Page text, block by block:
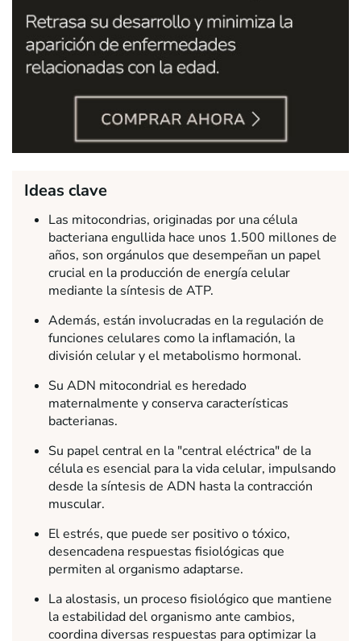
Ideas clave
Las mitocondrias, originadas por una célula
bacteriana engullida hace unos 1.500 millones de
años, son orgánulos que desempeñan un papel
crucial en la producción de energía celular
mediante la síntesis de ATP.
Además, están involucradas en la regulación de
funciones celulares como la inflamación, la
división celular y el metabolismo hormonal.
Su ADN mitocondrial es heredado
maternalmente y conserva características
bacterianas.
Su papel central en la "central eléctrica" de la
célula es esencial para la vida celular, impulsando
desde la síntesis de ADN hasta la contracción
muscular.
El estrés, que puede ser positivo o tóxico,
desencadena respuestas fisiológicas que
permiten al organismo adaptarse.
La alostasis, un proceso fisiológico que mantiene
la estabilidad del organismo ante cambios,
coordina diversas respuestas para optimizar la